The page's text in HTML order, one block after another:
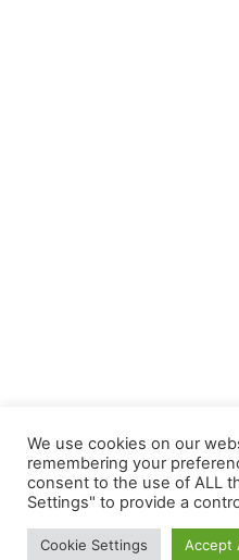
We use cookies on our
remembering your
consent to the use of ALL
Settings" to provide a
Cookie Settings Accept